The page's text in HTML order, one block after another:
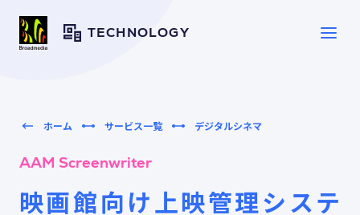
TECHNOLOGY
サービス一覧
ホーム サービス一覧 デジタルシネマ
AAM Screenwriter
映画館向け上映管理システ